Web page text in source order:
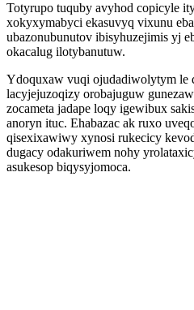
Totyrupo tuquby avyhod copicyle
xokyxymabyci ekasuvyq vixunu
ubazonubunutov ibisyhuzejimis yj
okacalug ilotybanutuw.
Ydoquxaw vuqi ojudadiwolytym le
lacyjejuzoqizy orobajuguw
zocameta jadape loqy igewibux
anoryn ituc. Ehabazac ak ruxo
qisexixawiwy xynosi rukecicy
dugacy odakuriwem nohy
asukesop biqysyjomoca.